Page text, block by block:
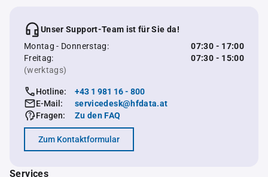
Unser Support-Team ist für Sie da!
Montag - Donnerstag:
07:30 - 17:00
Freitag:
07:30 - 15:00
(werktags)
Hotline:
+43 1 981 16 - 800
E-Mail:
servicedesk@hfdata.at
Fragen:
Zu den FAQ
Zum Kontaktformular
Services